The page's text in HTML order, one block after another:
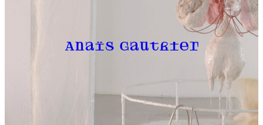
Anaïs Gauthier